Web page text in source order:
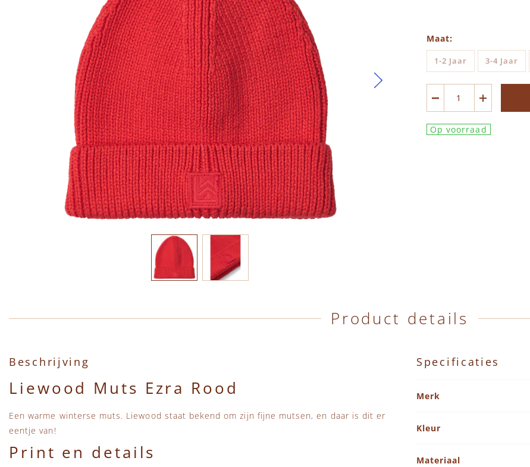
Maat
1-2 Jaar 3-4 Jaar
Op voorraad
Product details
Beschrijving
Liewood Muts Ezra Rood
Een warme winterse muts. Liewood staat bekend om zijn fijne mutsen, en daar is dit er
eentje van!
Print en details
Specificaties
Merk
Kleur
Materiaal